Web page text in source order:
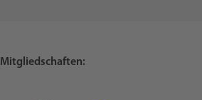
Mitgliedschaften: